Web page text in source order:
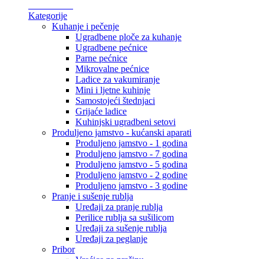
Kategorije
Kuhanje i pečenje
Ugradbene ploče za kuhanje
Ugradbene pećnice
Parne pećnice
Mikrovalne pećnice
Ladice za vakumiranje
Mini i ljetne kuhinje
Samostojeći štednjaci
Grijaće ladice
Kuhinjski ugradbeni setovi
Produljeno jamstvo - kućanski aparati
Produljeno jamstvo - 1 godina
Produljeno jamstvo - 7 godina
Produljeno jamstvo - 5 godina
Produljeno jamstvo - 2 godine
Produljeno jamstvo - 3 godine
Pranje i sušenje rublja
Uređaji za pranje rublja
Perilice rublja sa sušilicom
Uređaji za sušenje rublja
Uređaji za peglanje
Pribor